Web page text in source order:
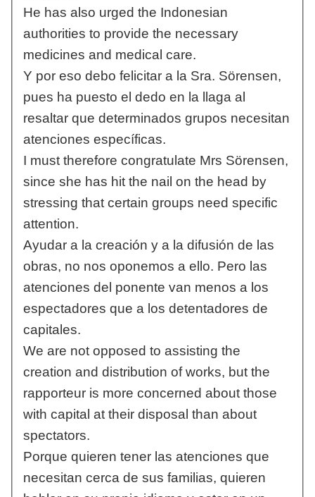
He has also urged the Indonesian
authorities to provide the necessary
medicines and medical care.
Y por eso debo felicitar a la Sra. Sörensen,
pues ha puesto el dedo en la llaga al
resaltar que determinados grupos necesitan
atenciones específicas.
I must therefore congratulate Mrs Sörensen,
since she has hit the nail on the head by
stressing that certain groups need specific
attention.
Ayudar a la creación y a la difusión de las
obras, no nos oponemos a ello. Pero las
atenciones del ponente van menos a los
espectadores que a los detentadores de
capitales.
We are not opposed to assisting the
creation and distribution of works, but the
rapporteur is more concerned about those
with capital at their disposal than about
spectators.
Porque quieren tener las atenciones que
necesitan cerca de sus familias, quieren